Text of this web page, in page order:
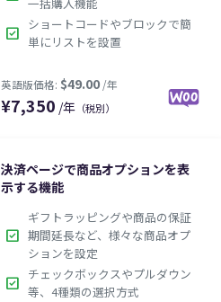
英語版価格:$49.00
check_box ショートコードやブロックで簡
単にリストを設置
¥7,350 /年 （税別）
決済ページで商品オプションを表
示する機能
check_box
ギフトラッピングや商品の保証
期間延長など、様々な商品オプ
ションを設定
check_box チェックボックスやプルダウン
等、4種類の選択方式